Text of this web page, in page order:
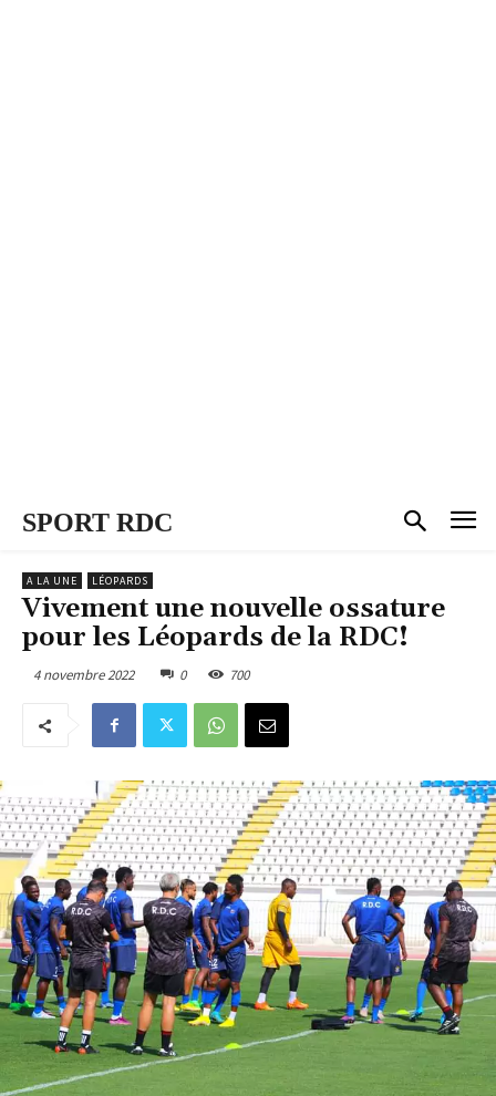
SPORT RDC
A LA UNE LÉOPARDS
Vivement une nouvelle ossature
pour les Léopards de la RDC!
4 novembre 2022 0 700